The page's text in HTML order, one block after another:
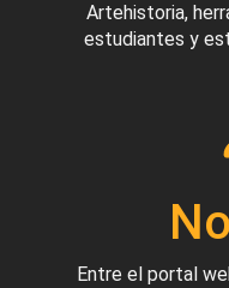
Artehistoria,
estudiantes y
Entre el portal